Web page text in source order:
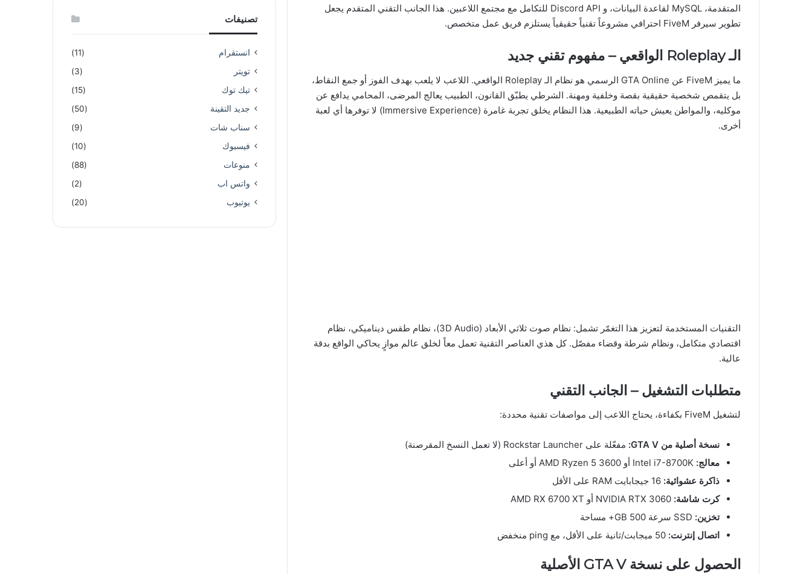
المتقدمة، MySQL لقاعدة البيانات، و Discord API للتكامل مع مجتمع اللاعبين. هذا الجانب التقني المتقدم يجعل
تطوير سيرفر FiveM احترافي مشروعاً تقنياً حقيقياً يستلزم فريق عمل متخصص.
الـ Roleplay الواقعي – مفهوم تقني جديد
ما يميز FiveM عن GTA Online الرسمي هو نظام الـ Roleplay الواقعي. اللاعب لا يلعب بهدف الفوز أو جمع النقاط،
بل يتقمص شخصية حقيقية بقصة وخلفية ومهنة. الشرطي يطبّق القانون، الطبيب يعالج المرضى، المحامي يدافع عن
موكليه، والمواطن يعيش حياته الطبيعية. هذا النظام يخلق تجربة غامرة (Immersive Experience) لا توفرها أي لعبة
أخرى.
التقنيات المستخدمة لتعزيز هذا التغمّر تشمل: نظام صوت ثلاثي الأبعاد (3D Audio)، نظام طقس ديناميكي، نظام
اقتصادي متكامل، ونظام شرطة وقضاء مفصّل. كل هذي العناصر التقنية تعمل معاً لخلق عالم موازٍ يحاكي الواقع بدقة
عالية.
متطلبات التشغيل – الجانب التقني
لتشغيل FiveM بكفاءة، يحتاج اللاعب إلى مواصفات تقنية محددة:
نسخة أصلية من GTA V:
مفعّلة على Rockstar Launcher (لا تعمل النسخ المقرصنة)
معالج: Intel i7-8700K أو AMD Ryzen 5 3600 أو أعلى
ذاكرة عشوائية: 16 جيجابايت RAM على الأقل
كرت شاشة: NVIDIA RTX 3060 أو AMD RX 6700 XT
تخزين: SSD سرعة 500 GB+ مساحة
اتصال إنترنت: 50 ميجابت/ثانية على الأقل، مع ping منخفض
الحصول على نسخة GTA V الأصلية
تصنيفات
انستقرام
(11)
تويتر
(3)
تيك توك
(15)
جديد التقينة
(50)
سناب شات
(9)
فيسبوك
(10)
منوعات
(88)
واتس اب
(2)
يوتيوب
(20)